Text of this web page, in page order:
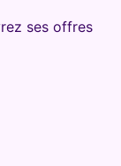
ses offres